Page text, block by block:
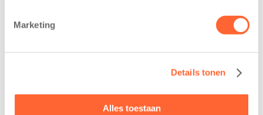
Marketing
Details tonen
Alles toestaan
Voetbalclinic FC Groningen voor BSO-
BSO-kinderen van Kids First in de plaatsen
Veendam, Wildervank, Pekela en Stadskanaal
kregen maandag 24 april 2023 een voetbalclinic